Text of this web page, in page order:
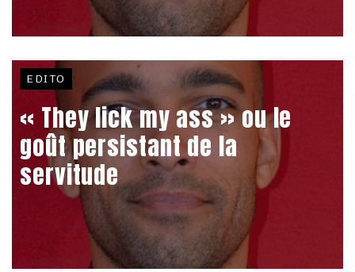
EDITO
« They lick my ass » ou le
goût persistant de la
servitude